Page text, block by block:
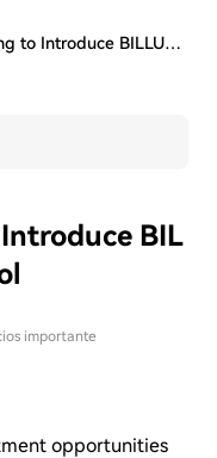
HTX Copy Trading to Introduce BILLUSDT Futures …
BIL
importante
opportunities